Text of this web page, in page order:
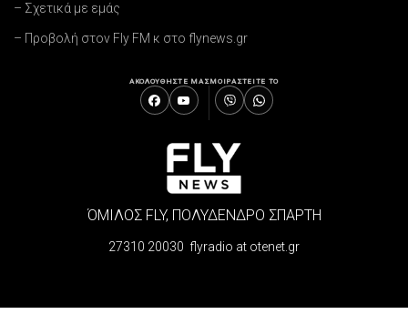
– Σχετικά με εμάς
– Προβολή στον Fly FM κ στο flynews.gr
ΑΚΟΛΟΥΘΗΣΤΕ ΜΑΣΜΟΙΡΑΣΤΕΙΤΕ ΤΟ
ΌΜΙΛΟΣ FLY, ΠΟΛΥΔΕΝΔΡΟ ΣΠΑΡΤΗ
27310 20030 flyradio at otenet.gr